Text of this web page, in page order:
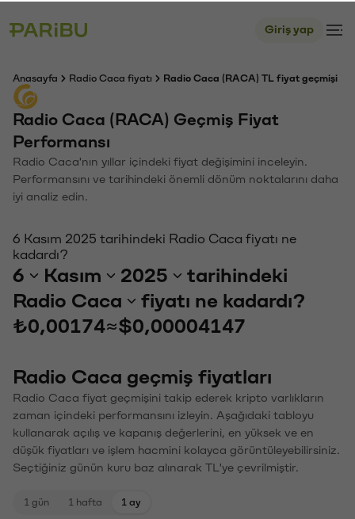
Giriş yap
Anasayfa Radio Caca fiyatı Radio Caca (RACA) TL fiyat geçmişi
Radio Caca (RACA) Geçmiş Fiyat
Performansı
Radio Caca'nın yıllar içindeki fiyat değişimini inceleyin.
Performansını ve tarihindeki önemli dönüm noktalarını daha
iyi analiz edin.
6 Kasım 2025 tarihindeki Radio Caca fiyatı ne
kadardı?
6 Kasım 2025
tarihindeki
Radio Caca
fiyatı ne kadardı?
₺0,00174≈$0,00004147
Radio Caca geçmiş fiyatları
Radio Caca fiyat geçmişini takip ederek kripto varlıkların
zaman içindeki performansını izleyin. Aşağıdaki tabloyu
kullanarak açılış ve kapanış değerlerini, en yüksek ve en
düşük fiyatları ve işlem hacmini kolayca görüntüleyebilirsiniz.
Seçtiğiniz günün kuru baz alınarak TL'ye çevrilmiştir.
1 gün 1 hafta 1 ay